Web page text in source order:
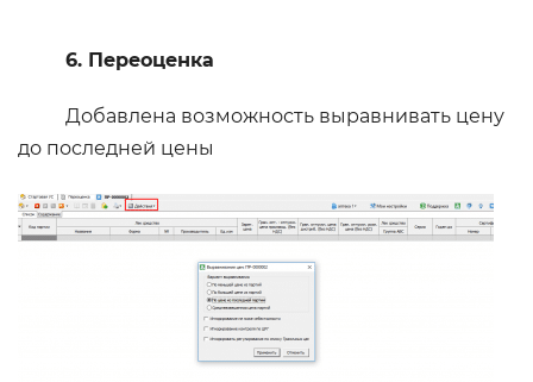
6. Переоценка
Добавлена возможность выравнивать цену
до последней цены